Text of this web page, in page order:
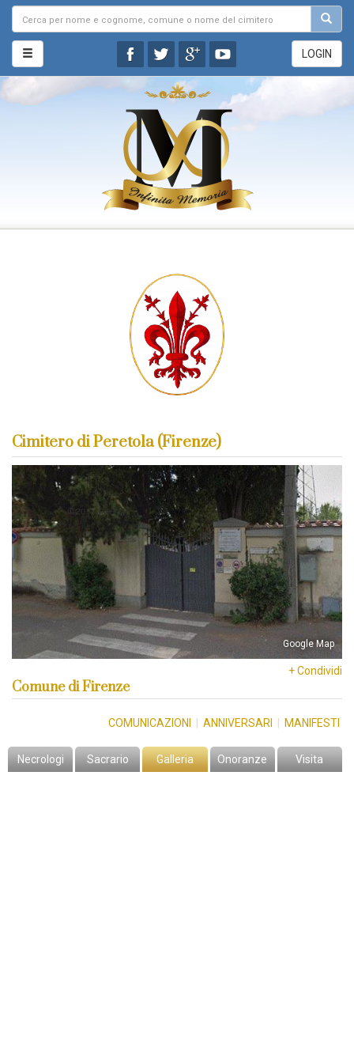
LOGIN
Cimitero di Peretola (Firenze)
Google Map
+ Condividi
Comune di Firenze
COMUNICAZIONI ANNIVERSARI MANIFESTI
Necrologi Sacrario Galleria Onoranze Visita